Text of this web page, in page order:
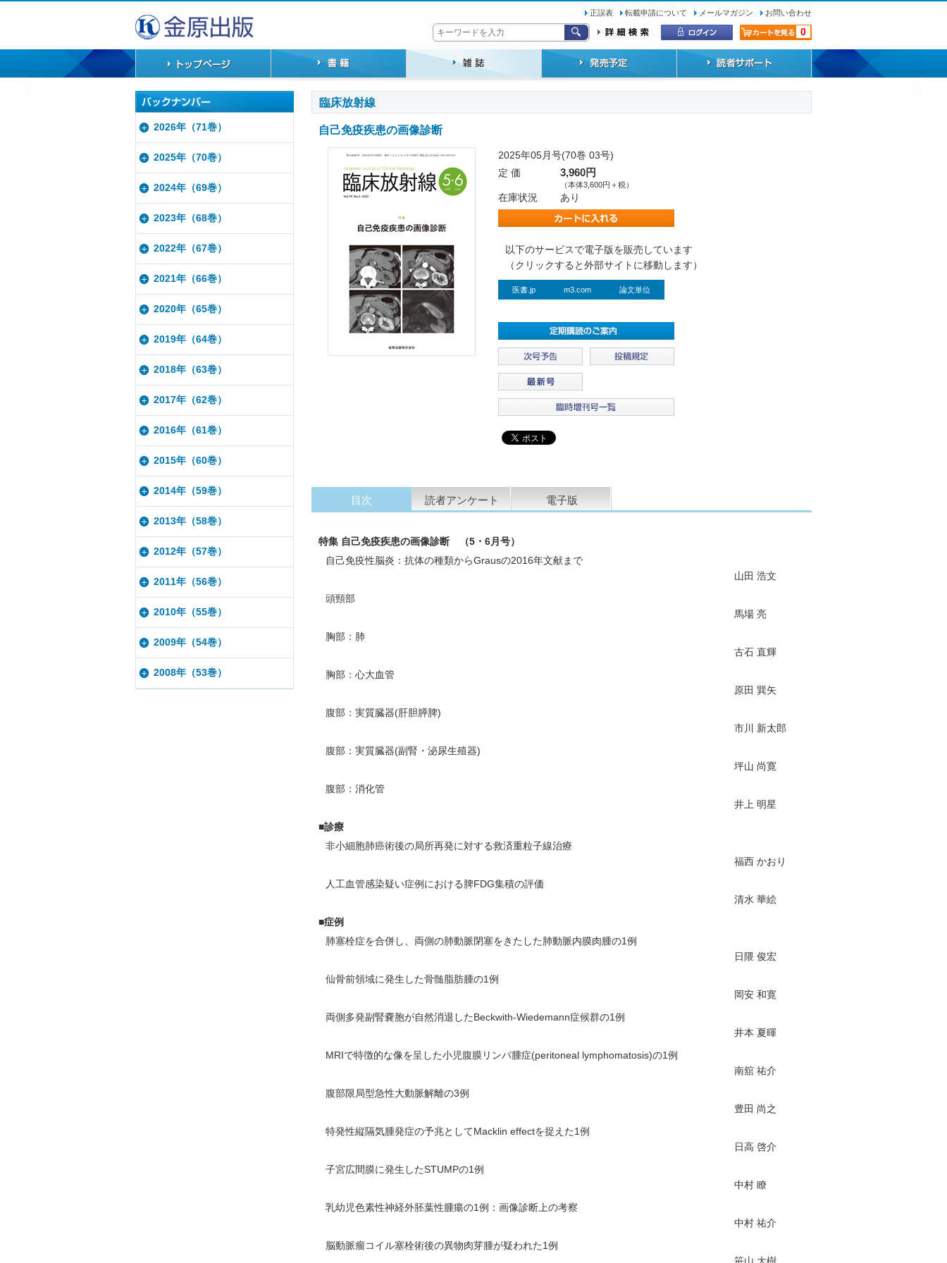
正誤表 転載申請について メールマガジン お問い合わせ
0
臨床放射線
自己免疫疾患の画像診断
2025年05月号(70巻 03号)
定 価
3,960円
（本体3,600円＋税）
在庫状況 あり
以下のサービスで電子版を販売しています
（クリックすると外部サイトに移動します）
医書.jp m3.com 論文単位
目次 読者アンケート 電子版
特集 自己免疫疾患の画像診断 （5・6月号）
自己免疫性脳炎：抗体の種類からGrausの2016年文献まで
山田 浩文
頭頸部
馬場 亮
胸部：肺
古石 直輝
胸部：心大血管
原田 巽矢
腹部：実質臓器(肝胆膵脾)
市川 新太郎
腹部：実質臓器(副腎・泌尿生殖器)
坪山 尚寛
腹部：消化管
井上 明星
■診療
非小細胞肺癌術後の局所再発に対する救済重粒子線治療
福西 かおり
人工血管感染疑い症例における脾FDG集積の評価
清水 華絵
■症例
肺塞栓症を合併し、両側の肺動脈閉塞をきたした肺動脈内膜肉腫の1例
日隈 俊宏
仙骨前領域に発生した骨髄脂肪腫の1例
岡安 和寛
両側多発副腎嚢胞が自然消退したBeckwith-Wiedemann症候群の1例
井本 夏暉
MRIで特徴的な像を呈した小児腹膜リンパ腫症(peritoneal lymphomatosis)の1例
南舘 祐介
腹部限局型急性大動脈解離の3例
豊田 尚之
特発性縦隔気腫発症の予兆としてMacklin effectを捉えた1例
日高 啓介
子宮広間膜に発生したSTUMPの1例
中村 瞭
乳幼児色素性神経外胚葉性腫瘍の1例：画像診断上の考察
中村 祐介
脳動脈瘤コイル塞栓術後の異物肉芽腫が疑われた1例
2026年（71巻）
2025年（70巻）
2024年（69巻）
2023年（68巻）
2022年（67巻）
2021年（66巻）
2020年（65巻）
2019年（64巻）
2018年（63巻）
2017年（62巻）
2016年（61巻）
2015年（60巻）
2014年（59巻）
2013年（58巻）
2012年（57巻）
2011年（56巻）
2010年（55巻）
2009年（54巻）
2008年（53巻）